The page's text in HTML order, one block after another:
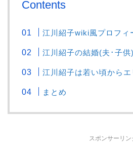
Contents
江川紹子wiki風プロフィ
江川紹子の結婚(夫･子供
江川紹子は若い頃からエ
まとめ
スポンサーリン